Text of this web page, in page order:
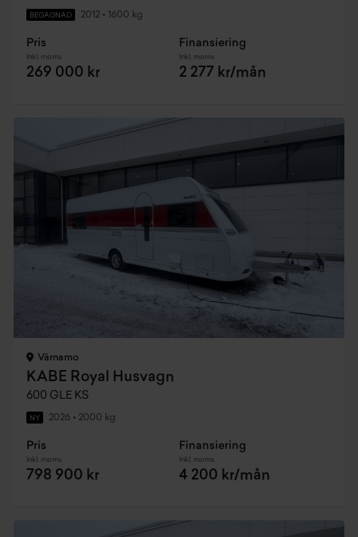
BEGAGNAD 2012 • 1600 kg
Pris
Inkl. moms
269 000 kr
Finansiering
Inkl. moms
2 277 kr/mån
Värnamo
KABE Royal Husvagn
600 GLE KS
NY 2026 • 2000 kg
Pris
Inkl. moms
798 900 kr
Finansiering
Inkl. moms
4 200 kr/mån